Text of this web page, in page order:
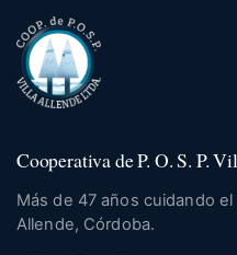
Cooperativa de P. O. S. P.
Más de 47 años cuidando
Allende, Córdoba.